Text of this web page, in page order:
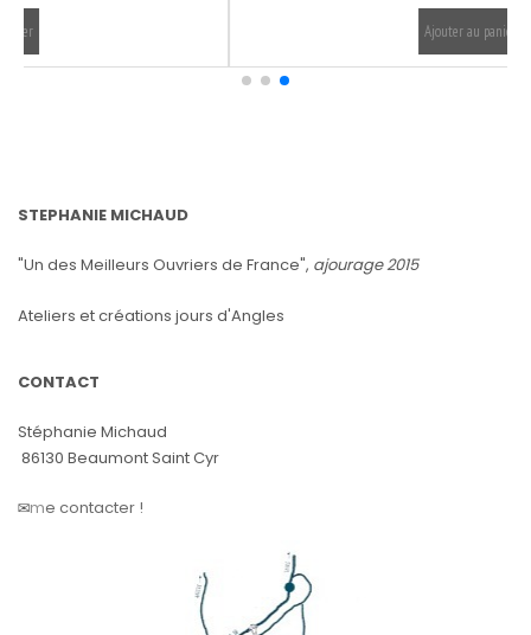
STEPHANIE MICHAUD
"Un des Meilleurs Ouvriers de France", ajourage 2015
Ateliers et créations jours d'Angles
CONTACT
Stéphanie Michaud
86130 Beaumont Saint Cyr
✉️me contacter !